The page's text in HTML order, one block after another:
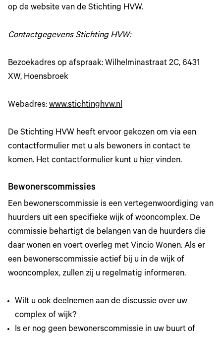
op de website van de Stichting HVW.
Contactgegevens Stichting HVW:
Bezoekadres op afspraak: Wilhelminastraat 2C, 6431
XW, Hoensbroek
Webadres: www.stichtinghvw.nl
De Stichting HVW heeft ervoor gekozen om via een
contactformulier met u als bewoners in contact te
komen. Het contactformulier kunt u hier vinden.
Bewonerscommissies
Een bewonerscommissie is een vertegenwoordiging van
huurders uit een specifieke wijk of wooncomplex. De
commissie behartigt de belangen van de huurders die
daar wonen en voert overleg met Vincio Wonen. Als er
een bewonerscommissie actief bij u in de wijk of
wooncomplex, zullen zij u regelmatig informeren.
Wilt u ook deelnemen aan de discussie over uw
complex of wijk?
Is er nog geen bewonerscommissie in uw buurt of